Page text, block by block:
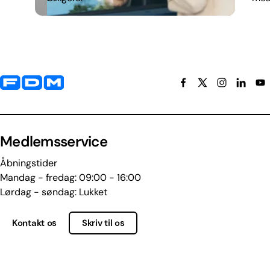
Yderligere information og kontaktoplysninger
Medlemsservice
Åbningstider
Mandag - fredag: 09:00 - 16:00
Lørdag - søndag: Lukket
Kontakt os Skriv til os